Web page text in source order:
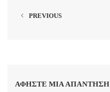
PREVIOUS
ΑΦΉΣΤΕ ΜΙΑ ΑΠΆΝΤΗΣΗ